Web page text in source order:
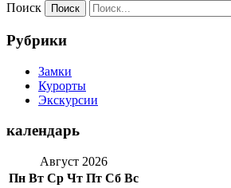
Поиск
Рубрики
Замки
Курорты
Экскурсии
календарь
Август 2026
Пн Вт Ср Чт Пт Сб Вс